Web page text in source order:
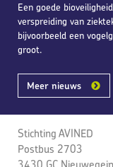
Een goede
verspreiding van
bijvoorbeeld een
groot.
Meer nieuws
Stichting AVINED
Postbus 2703